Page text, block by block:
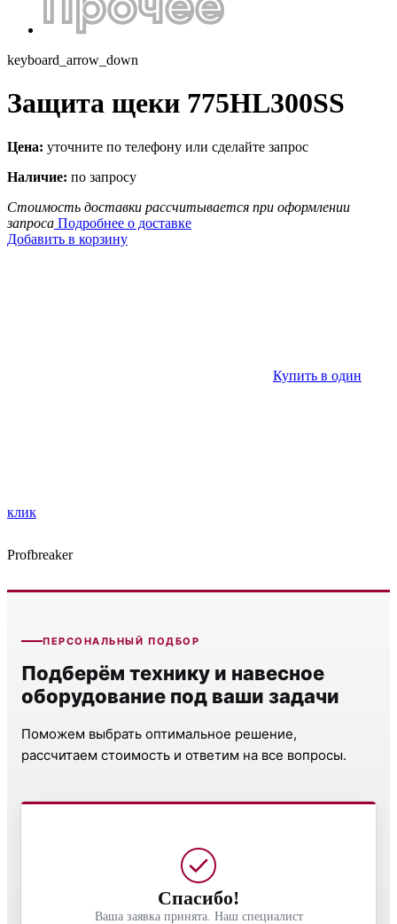
keyboard_arrow_down
Защита щеки 775HL300SS
Цена: уточните по телефону или сделайте запрос
Наличие: по запросу
Стоимость доставки рассчитывается при оформлении
запроса Подробнее о доставке
Добавить в корзину
Купить в один
клик
Profbreaker
ПЕРСОНАЛЬНЫЙ ПОДБОР
Подберём технику и навесное
оборудование под ваши задачи
Поможем выбрать оптимальное решение,
рассчитаем стоимость и ответим на все вопросы.
Спасибо!
Ваша заявка принята. Наш специалист